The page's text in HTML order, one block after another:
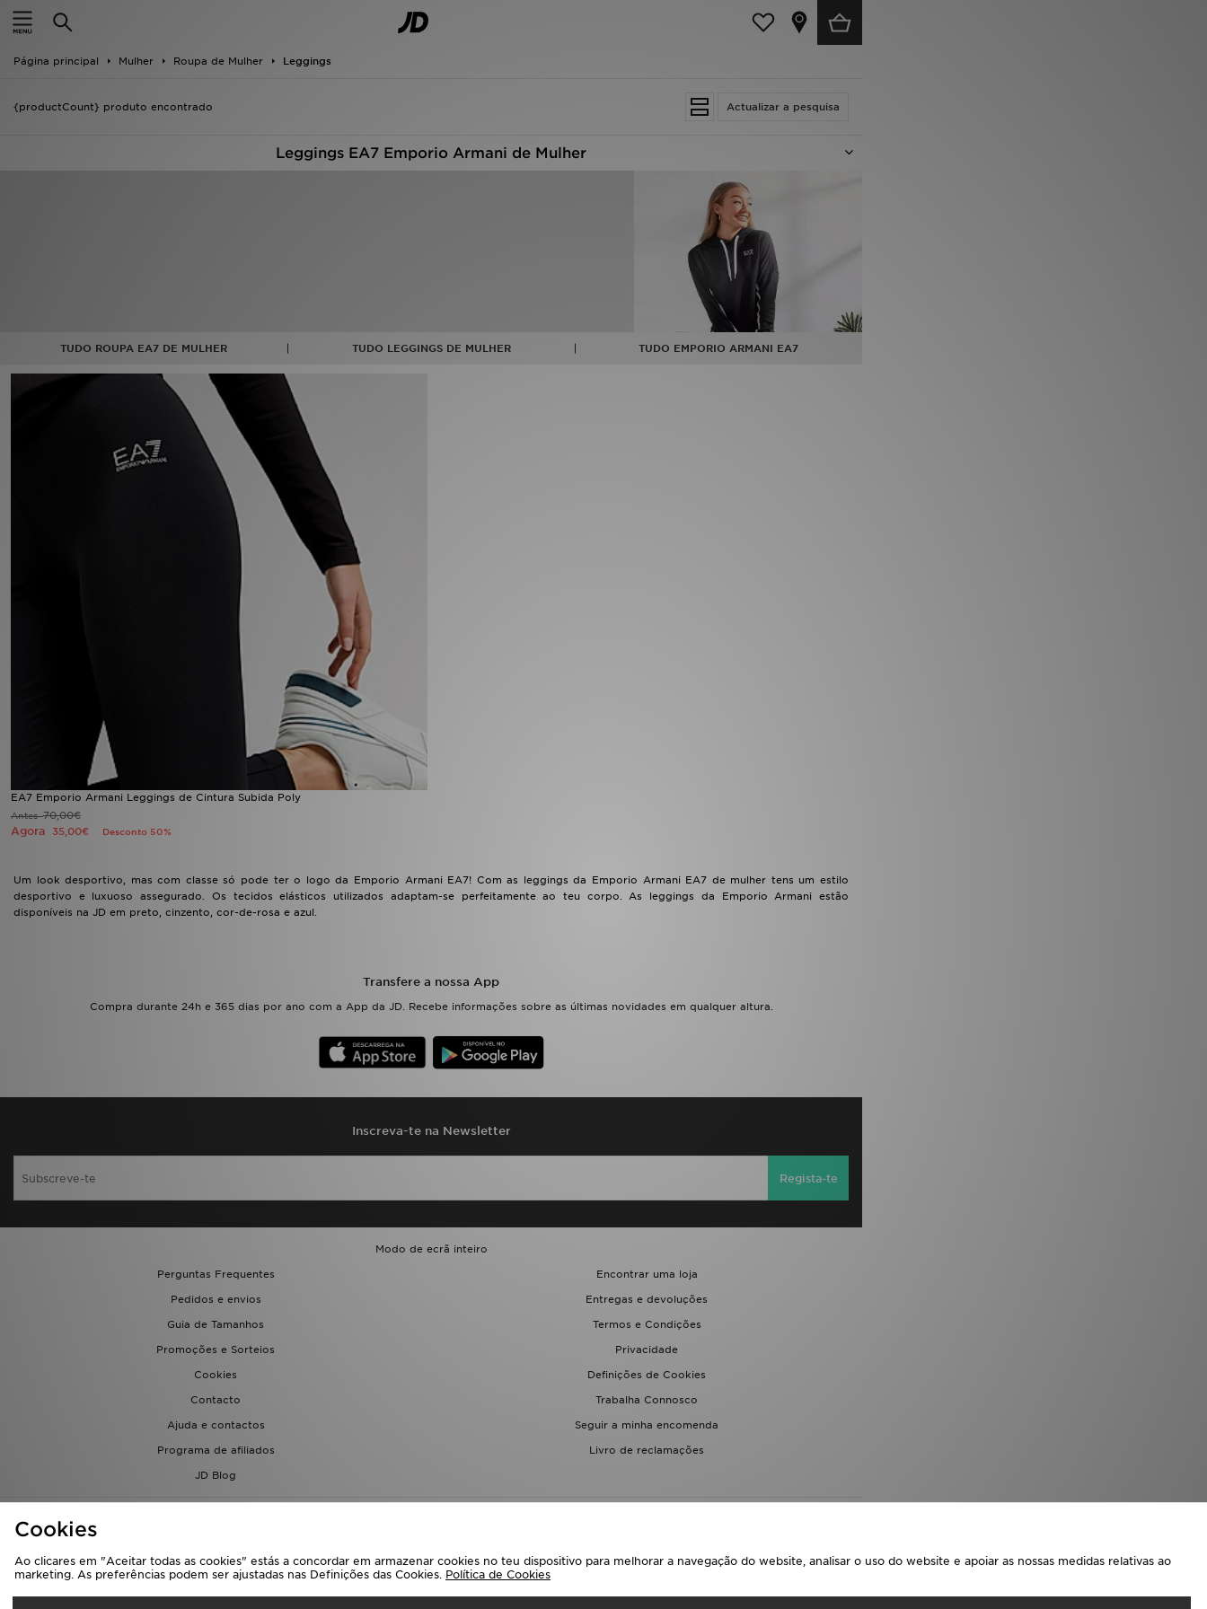
Página principal Mulher Roupa de Mulher Leggings
Actualizar a pesquisa
{productCount} produto encontrado
Leggings EA7 Emporio Armani de Mulher
TUDO ROUPA EA7 DE MULHER TUDO LEGGINGS DE MULHER TUDO EMPORIO ARMANI EA7
EA7 Emporio Armani Leggings de Cintura Subida Poly
Antes70,00€
Agora 35,00€ Desconto 50%
Um look desportivo, mas com classe só pode ter o logo da Emporio Armani EA7! Com as leggings da Emporio Armani EA7 de mulher tens um estilo
desportivo e luxuoso assegurado. Os tecidos elásticos utilizados adaptam-se perfeitamente ao teu corpo. As leggings da Emporio Armani estão
disponíveis na JD em preto, cinzento, cor-de-rosa e azul.
Transfere a nossa App
Compra durante 24h e 365 dias por ano com a App da JD. Recebe informações sobre as últimas novidades em qualquer altura.
Inscreva-te na Newsletter
Regista-te
Modo de ecrã inteiro
Perguntas Frequentes
Encontrar uma loja
Pedidos e envios
Entregas e devoluções
Guia de Tamanhos
Termos e Condições
Promoções e Sorteios
Privacidade
Cookies
Definições de Cookies
Contacto
Trabalha Connosco
Ajuda e contactos
Seguir a minha encomenda
Programa de afiliados
Livro de reclamações
JD Blog
Seleciona O País
INÍCIO
Promoções
NOVIDADES
LOCALIZADOR DE LOJAS
FAZ DOWNLOAD DA APP
TRABALHA CONNOSCO
FAQs
Cookies
Ao clicares em "Aceitar todas as cookies" estás a concordar em armazenar cookies no teu dispositivo para melhorar a navegação do website, analisar o uso do website e apoiar as nossas medidas relativas ao
marketing. As preferências podem ser ajustadas nas Definições das Cookies. Política de Cookies